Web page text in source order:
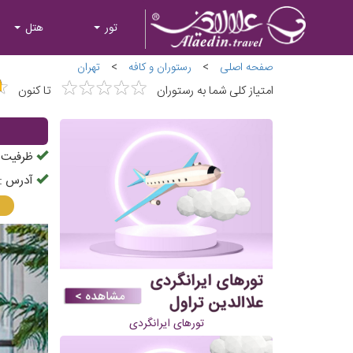
تور هتل
صفحه اصلی > رستوران و کافه > تهران
امتیاز کلی شما به رستوران ★★★★★
★★★★★ تا کنون
تورهای ایرانگردی
ظرفیت
آدرس :